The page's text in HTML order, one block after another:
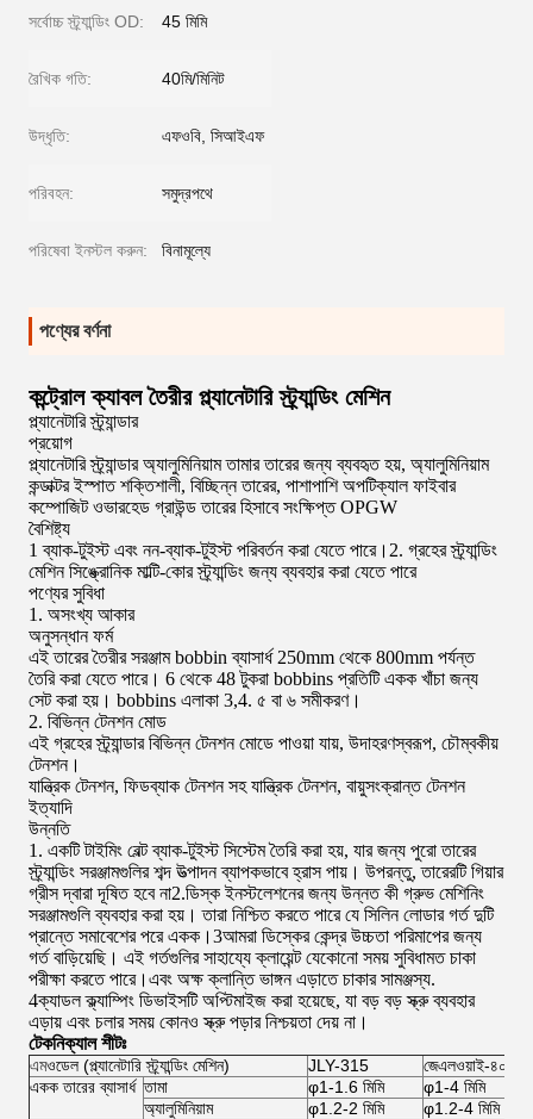
সর্বোচ্চ স্ট্র্যান্ডিং OD: 45 মিমি
রৈখিক গতি: 40মি/মিনিট
উদ্ধৃতি: এফওবি, সিআইএফ
পরিবহন: সমুদ্রপথে
পরিষেবা ইনস্টল করুন: বিনামূল্যে
পণ্যের বর্ণনা
কন্ট্রোল ক্যাবল তৈরীর প্ল্যানেটারি স্ট্র্যান্ডিং মেশিন
প্ল্যানেটারি স্ট্র্যান্ডার
প্রয়োগ
প্ল্যানেটারি স্ট্র্যান্ডার অ্যালুমিনিয়াম তামার তারের জন্য ব্যবহৃত হয়, অ্যালুমিনিয়াম
কন্ডাক্টর ইস্পাত শক্তিশালী, বিচ্ছিন্ন তারের, পাশাপাশি অপটিক্যাল ফাইবার
কম্পোজিট ওভারহেড গ্রাউন্ড তারের হিসাবে সংক্ষিপ্ত OPGW
বৈশিষ্ট্য
1 ব্যাক-টুইস্ট এবং নন-ব্যাক-টুইস্ট পরিবর্তন করা যেতে পারে।2. গ্রহের স্ট্র্যান্ডিং
মেশিন সিঙ্ক্রোনিক মাল্টি-কোর স্ট্র্যান্ডিং জন্য ব্যবহার করা যেতে পারে
পণ্যের সুবিধা
1. অসংখ্য আকার
অনুসন্ধান ফর্ম
এই তারের তৈরীর সরঞ্জাম bobbin ব্যাসার্ধ 250mm থেকে 800mm পর্যন্ত
তৈরি করা যেতে পারে। 6 থেকে 48 টুকরা bobbins প্রতিটি একক খাঁচা জন্য
সেট করা হয়। bobbins এলাকা 3,4. ৫ বা ৬ সমীকরণ।
2. বিভিন্ন টেনশন মোড
এই গ্রহের স্ট্র্যান্ডার বিভিন্ন টেনশন মোডে পাওয়া যায়, উদাহরণস্বরূপ, চৌম্বকীয়
টেনশন।
যান্ত্রিক টেনশন, ফিডব্যাক টেনশন সহ যান্ত্রিক টেনশন, বায়ুসংক্রান্ত টেনশন
ইত্যাদি
উন্নতি
1. একটি টাইমিং বেল্ট ব্যাক-টুইস্ট সিস্টেম তৈরি করা হয়, যার জন্য পুরো তারের
স্ট্র্যান্ডিং সরঞ্জামগুলির শব্দ উত্পাদন ব্যাপকভাবে হ্রাস পায়। উপরন্তু, তারেরটি গিয়ার
গ্রীস দ্বারা দূষিত হবে না2.ডিস্ক ইনস্টলেশনের জন্য উন্নত কী গ্রুভ মেশিনিং
সরঞ্জামগুলি ব্যবহার করা হয়। তারা নিশ্চিত করতে পারে যে সিলিন লোডার গর্ত দুটি
প্রান্তে সমাবেশের পরে একক।3আমরা ডিস্কের কেন্দ্র উচ্চতা পরিমাপের জন্য
গর্ত বাড়িয়েছি। এই গর্তগুলির সাহায্যে ক্লায়েন্ট যেকোনো সময় সুবিধামত চাকা
পরীক্ষা করতে পারে।এবং অক্ষ ক্লান্তি ভাঙ্গন এড়াতে চাকার সামঞ্জস্য.
4ক্যাডল ক্ল্যাম্পিং ডিভাইসটি অপ্টিমাইজ করা হয়েছে, যা বড় বড় স্ক্রু ব্যবহার
এড়ায় এবং চলার সময় কোনও স্ক্রু পড়ার নিশ্চয়তা দেয় না।
টেকনিক্যাল শীটঃ
এমওডেল (প্ল্যানেটারি স্ট্র্যান্ডিং মেশিন) JLY-315
জেএলওয়াই-৪০০
একক তারের ব্যাসার্ধ তামা φ1-1.6 মিমি
φ1-4 মিমি
অ্যালুমিনিয়াম
φ1.2-2 মিমি
φ1.2-4 মিমি